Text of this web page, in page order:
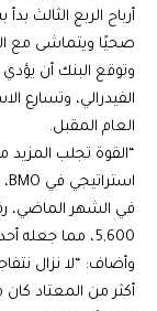
أرباح الربع الثالث
صحيًا ويتماشى مع
وتوقع البنك أن
الفيدرالي، وتسارع
العام المقبل.
“القوة تجلب المزيد
استراتيجي في BMO، المتفائلة بشأن الأسهم حتى عام 2025.
5,600، مما
وأضاف: “لا نزال
أكثر من المعتاد كان